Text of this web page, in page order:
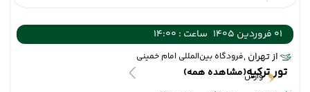
تور ترکیه(مشاهده همه)
01 فروردین 1405
ساعت : 14:00
از تهران ,فرودگاه بین‌المللی امام خمینی
وارش